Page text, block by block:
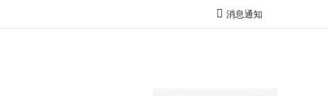
消息通知